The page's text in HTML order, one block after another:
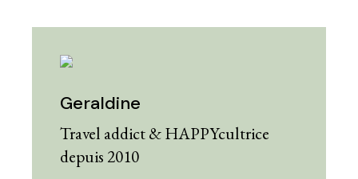
Geraldine
Travel addict & HAPPYcultrice
depuis 2010